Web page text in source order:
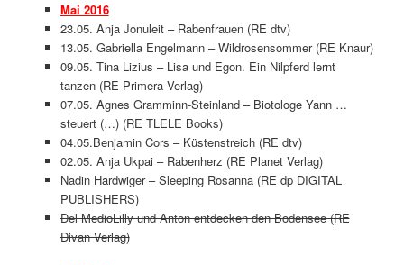
Mai 2016
23.05. Anja Jonuleit – Rabenfrauen (RE dtv)
13.05. Gabriella Engelmann – Wildrosensommer (RE Knaur)
09.05. Tina Lizius – Lisa und Egon. Ein Nilpferd lernt
tanzen (RE Primera Verlag)
07.05. Agnes Gramminn-Steinland – Biotologe Yann …
steuert (…) (RE TLELE Books)
04.05.Benjamin Cors – Küstenstreich (RE dtv)
02.05. Anja Ukpai – Rabenherz (RE Planet Verlag)
Nadin Hardwiger – Sleeping Rosanna (RE dp DIGITAL
PUBLISHERS)
Del MedioLilly und Anton entdecken den Bodensee (RE
Divan Verlag)